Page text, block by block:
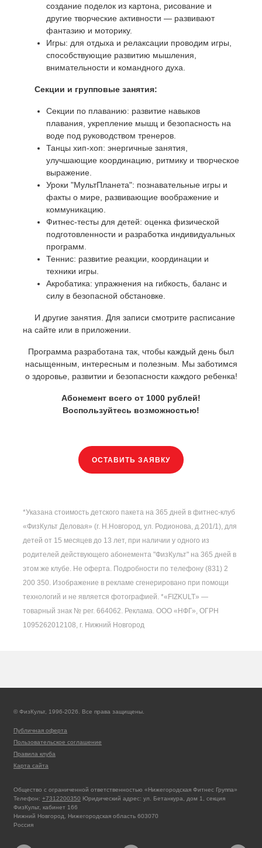
создание поделок из картона, рисование и
другие творческие активности — развивают
фантазию и моторику.
Игры: для отдыха и релаксации проводим игры,
способствующие развитию мышления,
внимательности и командного духа.
Секции и групповые занятия:
Секции по плаванию: развитие навыков
плавания, укрепление мышц и безопасность на
воде под руководством тренеров.
Танцы хип-хоп: энергичные занятия,
улучшающие координацию, ритмику и творческое
выражение.
Уроки "МультПланета": познавательные игры и
факты о мире, развивающие воображение и
коммуникацию.
Фитнес-тесты для детей: оценка физической
подготовленности и разработка индивидуальных
программ.
Теннис: развитие реакции, координации и
техники игры.
Акробатика: упражнения на гибкость, баланс и
силу в безопасной обстановке.
И другие занятия. Для записи смотрите расписание
на сайте или в приложении.
Программа разработана так, чтобы каждый день был
насыщенным, интересным и полезным. Мы заботимся
о здоровье, развитии и безопасности каждого ребенка!
Абонемент всего от 1000 рублей!
Воспользуйтесь возможностью!
ОСТАВИТЬ ЗАЯВКУ
*Указана стоимость детского пакета на 365 дней в фитнес-клуб
«ФизКульт Деловая» (г. Н.Новгород, ул. Родионова, д.201/1), для
детей от 15 месяцев до 13 лет, при наличии у одного из
родителей действующего абонемента "ФизКульт" на 365 дней в
этом же клубе. Не оферта. Подробности по телефону (831) 2
200 350. Изображение в рекламе сгенерировано при помощи
технологий и не является фотографией. *«FIZKULT» —
товарный знак № рег. 664062. Реклама. ООО «НФГ», ОГРН
1095262012108, г. Нижний Новгород
© ФизКульт, 1996-2026. Все права защищены.
Публичная оферта
Пользовательское соглашение
Правила клуба
Карта сайта
Общество с ограниченной ответственностью «Нижегородская Фитнес Группа»
Телефон: +7312200350 Юридический адрес: ул. Бетанкура, дом 1, секция
ФизКульт, кабинет 166
Нижний Новгород, Нижегородская область 603070
Россия